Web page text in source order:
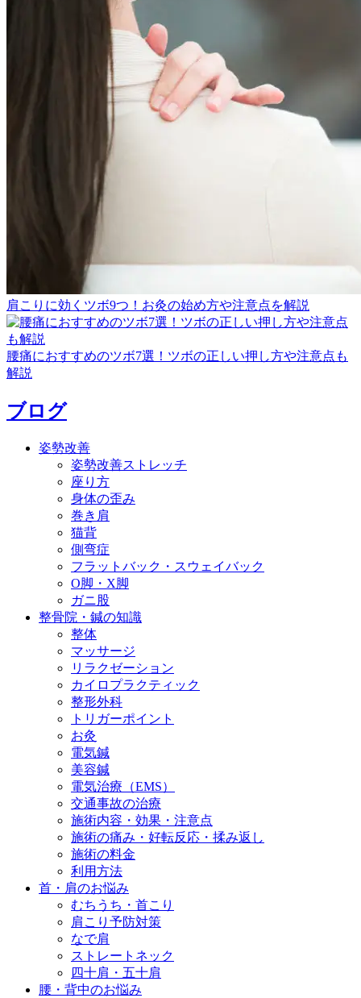
肩こりに効くツボ9つ！お灸の始め方や注意点を解説
腰痛におすすめのツボ7選！ツボの正しい押し方や注意点も
解説
ブログ
姿勢改善
姿勢改善ストレッチ
座り方
身体の歪み
巻き肩
猫背
側弯症
フラットバック・スウェイバック
O脚・X脚
ガニ股
整骨院・鍼の知識
整体
マッサージ
リラクゼーション
カイロプラクティック
整形外科
トリガーポイント
お灸
電気鍼
美容鍼
電気治療（EMS）
交通事故の治療
施術内容・効果・注意点
施術の痛み・好転反応・揉み返し
施術の料金
利用方法
首・肩のお悩み
むちうち・首こり
肩こり予防対策
なで肩
ストレートネック
四十肩・五十肩
腰・背中のお悩み